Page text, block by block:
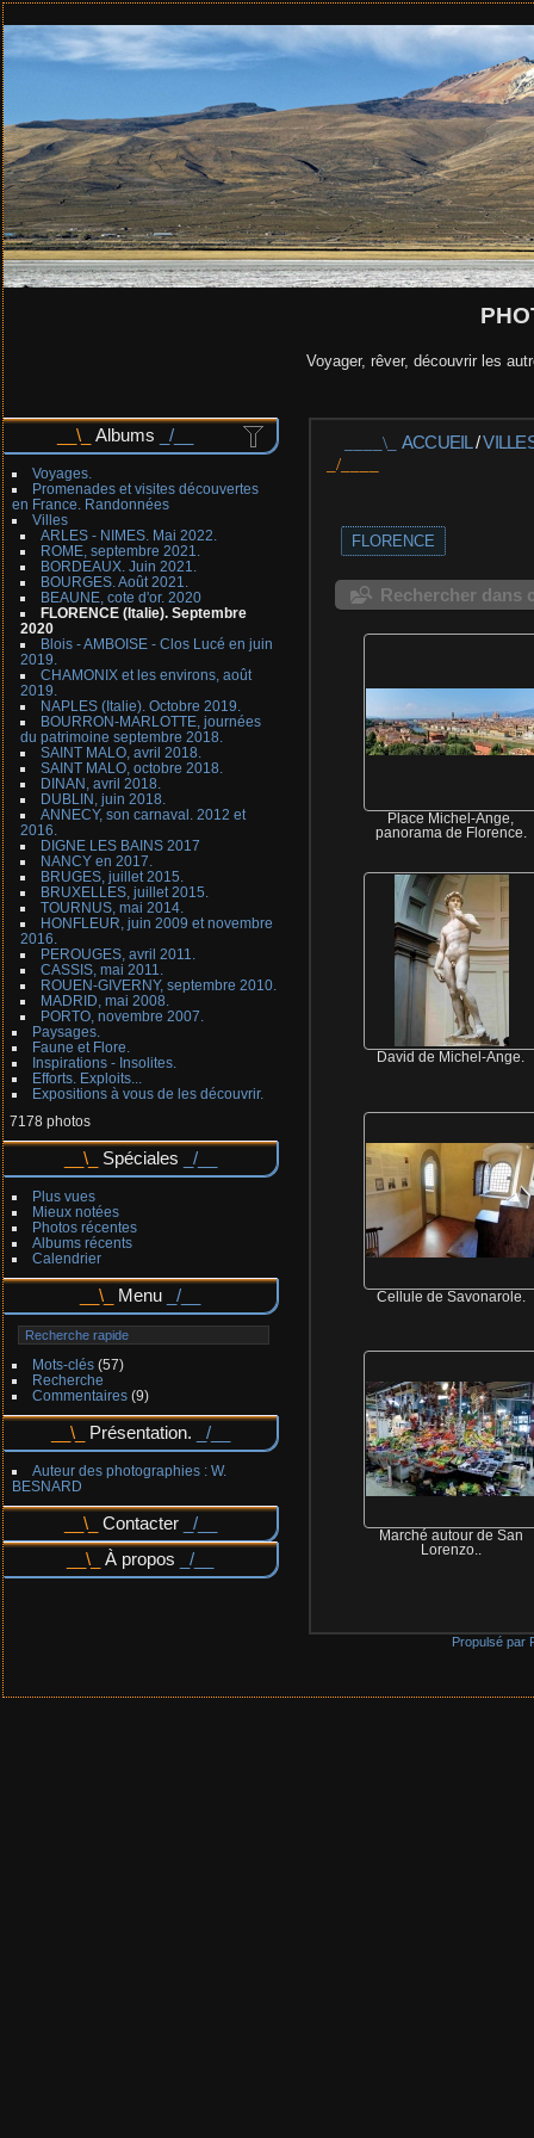
Voyager, rêver, découvrir les
Albums
Voyages.
Promenades et visites découvertes
en France. Randonnées
Villes
ARLES - NIMES. Mai 2022.
ROME, septembre 2021.
BORDEAUX. Juin 2021.
BOURGES. Août 2021.
BEAUNE, cote d'or. 2020
FLORENCE (Italie). Septembre
2020
Blois - AMBOISE - Clos Lucé en juin
2019.
CHAMONIX et les environs, août
2019.
NAPLES (Italie). Octobre 2019.
BOURRON-MARLOTTE, journées
du patrimoine septembre 2018.
SAINT MALO, avril 2018.
SAINT MALO, octobre 2018.
DINAN, avril 2018.
DUBLIN, juin 2018.
ANNECY, son carnaval. 2012 et
2016.
DIGNE LES BAINS 2017
NANCY en 2017.
BRUGES, juillet 2015.
BRUXELLES, juillet 2015.
TOURNUS, mai 2014.
HONFLEUR, juin 2009 et novembre
2016.
PEROUGES, avril 2011.
CASSIS, mai 2011.
ROUEN-GIVERNY, septembre 2010.
MADRID, mai 2008.
PORTO, novembre 2007.
Paysages.
Faune et Flore.
Inspirations - Insolites.
Efforts. Exploits...
Expositions à vous de les découvrir.
7178 photos
Spéciales
Plus vues
Mieux notées
Photos récentes
Albums récents
Calendrier
Menu
Mots-clés(57)
Recherche
Commentaires(9)
Présentation.
Auteur des photographies : W.
BESNARD
Contacter
À propos
ACCUEIL/
FLORENCE
Rechercher dans
Place Michel-Ange,
panorama de Florence.
David de Michel-Ange.
Cellule de Savonarole.
Marché autour de San
Lorenzo..
Propulsé par